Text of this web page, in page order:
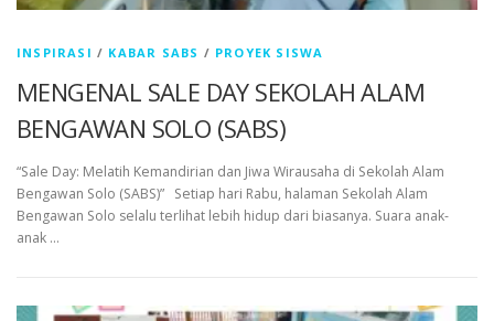
INSPIRASI / KABAR SABS / PROYEK SISWA
MENGENAL SALE DAY SEKOLAH ALAM
BENGAWAN SOLO (SABS)
“Sale Day: Melatih Kemandirian dan Jiwa Wirausaha di Sekolah Alam
Bengawan Solo (SABS)” Setiap hari Rabu, halaman Sekolah Alam
Bengawan Solo selalu terlihat lebih hidup dari biasanya. Suara anak-
anak …